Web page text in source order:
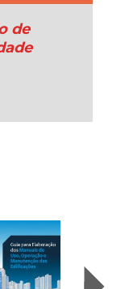
de